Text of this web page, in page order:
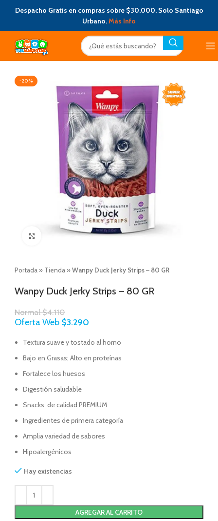
Despacho Gratis en compras sobre $30.000. Solo Santiago
Urbano.Más Info
-20%
Click to enlarge
Portada » Tienda »Wanpy Duck Jerky Strips – 80 GR
Wanpy Duck Jerky Strips – 80 GR
Normal$4.110
Oferta Web $3.290
Textura suave y tostado al horno
Bajo en Grasas; Alto en proteínas
Fortalece los huesos
Digestión saludable
Snacks de calidad PREMIUM
Ingredientes de primera categoría
Amplia variedad de sabores
Hipoalergénicos
Hay existencias
AGREGAR AL CARRITO